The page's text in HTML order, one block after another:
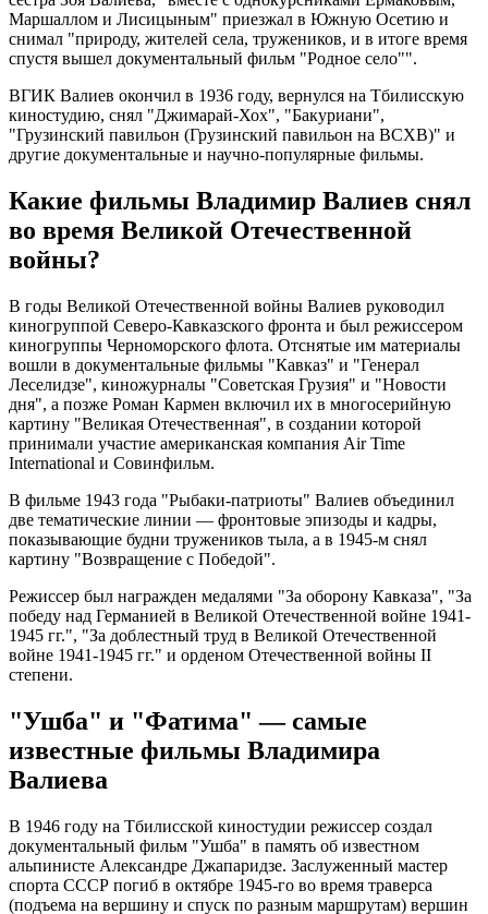
Маршаллом и Лисицыным" приезжал в Южную Осетию и
снимал "природу, жителей села, тружеников, и в итоге время
спустя вышел документальный фильм "Родное село"".
ВГИК Валиев окончил в 1936 году, вернулся на Тбилисскую
киностудию, снял "Джимарай-Хох", "Бакуриани",
"Грузинский павильон (Грузинский павильон на ВСХВ)" и
другие документальные и научно-популярные фильмы.
Какие фильмы Владимир Валиев снял
во время Великой Отечественной
войны?
В годы Великой Отечественной войны Валиев руководил
киногруппой Северо-Кавказского фронта и был режиссером
киногруппы Черноморского флота. Отснятые им материалы
вошли в документальные фильмы "Кавказ" и "Генерал
Леселидзе", киножурналы "Советская Грузия" и "Новости
дня", а позже Роман Кармен включил их в многосерийную
картину "Великая Отечественная", в создании которой
принимали участие американская компания Air Time
International и Совинфильм.
В фильме 1943 года "Рыбаки-патриоты" Валиев объединил
две тематические линии — фронтовые эпизоды и кадры,
показывающие будни тружеников тыла, а в 1945-м снял
картину "Возвращение с Победой".
Режиссер был награжден медалями "За оборону Кавказа", "За
победу над Германией в Великой Отечественной войне 1941-
1945 гг.", "За доблестный труд в Великой Отечественной
войне 1941-1945 гг." и орденом Отечественной войны II
степени.
"Ушба" и "Фатима" — самые
известные фильмы Владимира
Валиева
В 1946 году на Тбилисской киностудии режиссер создал
документальный фильм "Ушба" в память об известном
альпинисте Александре Джапаридзе. Заслуженный мастер
спорта СССР погиб в октябре 1945-го во время траверса
(подъема на вершину и спуск по разным маршрутам) вершин